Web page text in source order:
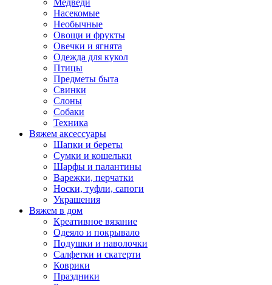
Медведи
Насекомые
Необычные
Овощи и фрукты
Овечки и ягнята
Одежда для кукол
Птицы
Предметы быта
Свинки
Слоны
Собаки
Техника
Вяжем аксессуары
Шапки и береты
Сумки и кошельки
Шарфы и палантины
Варежки, перчатки
Носки, туфли, сапоги
Украшения
Вяжем в дом
Креативное вязание
Одеяло и покрывало
Подушки и наволочки
Салфетки и скатерти
Коврики
Праздники